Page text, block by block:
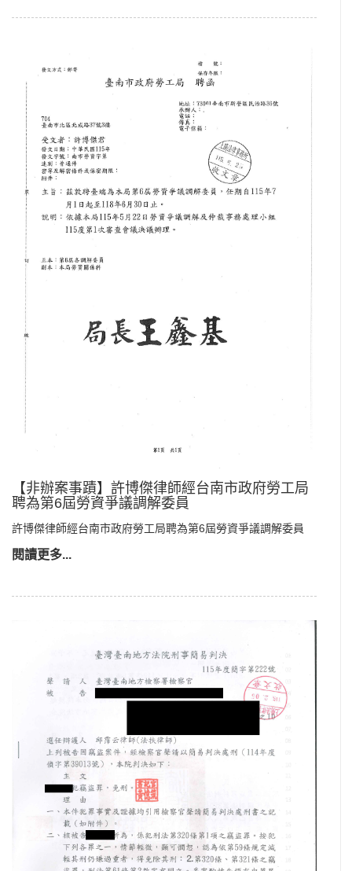
【非辦案事蹟】許博傑律師經台南市政府勞工局
聘為第6屆勞資爭議調解委員
許博傑律師經台南市政府勞工局聘為第6屆勞資爭議調解委員
閱讀更多...